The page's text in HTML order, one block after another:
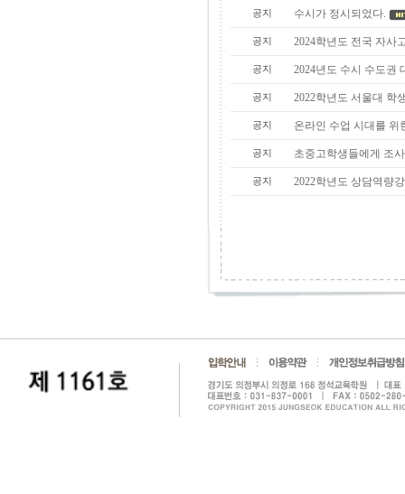
공지 수시가 정시되었다.
공지 2024학년도 전국 자사
공지 2024년도 수시 수도권
공지 2022학년도 서울대 학
공지 온라인 수업 시대를
공지 초중고학생들에게 조
공지 2022학년도 상담역량